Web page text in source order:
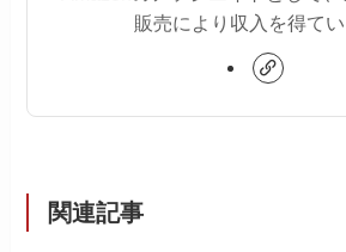
販売により収入を得てい
関連記事